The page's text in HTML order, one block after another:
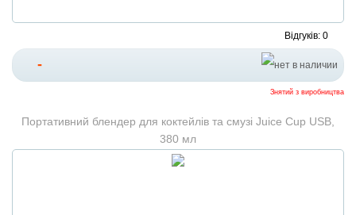
Відгуків: 0
-
Знятий з виробництва
Портативний блендер для коктейлів та смузі Juice Cup USB,
380 мл